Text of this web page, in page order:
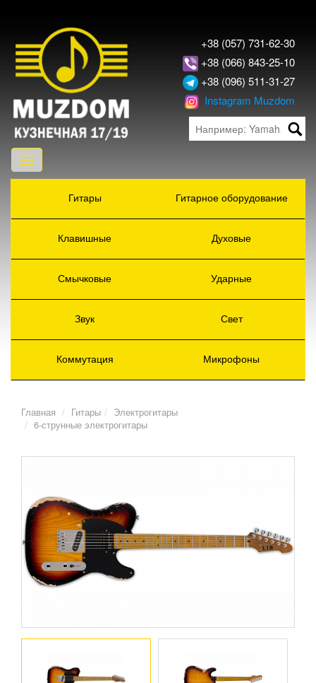
+38 (057) 731-62-30
+38 (066) 843-25-10
+38 (096) 511-31-27
Instagram Muzdom
Toggle
navigation
Гитары
Гитарное оборудование
Клавишные Духовые
Смычковые Ударные
Звук Свет
Коммутация Микрофоны
Главная Гитары
Электрогитары
6-струнные электрогитары